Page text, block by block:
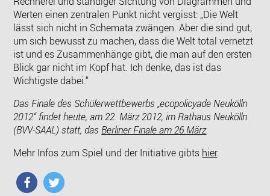
Werten einen zentralen Punkt nicht vergisst: „Die Welt
lässt sich nicht in Schemata zwängen. Aber die sind gut,
um sich bewusst zu machen, dass die Welt total vernetzt
ist und es Zusammenhänge gibt, die man auf den ersten
Blick gar nicht im Kopf hat. Ich denke, das ist das
Wichtigste dabei.“
Das Finale des Schülerwettbewerbs „ecopolicyade Neukölln
2012“ findet heute, am 22. März 2012, im Rathaus Neukölln
(BVV-SAAL) statt, dasBerliner Finale am 26.März.
Mehr Infos zum Spiel und der Initiative gibts hier.